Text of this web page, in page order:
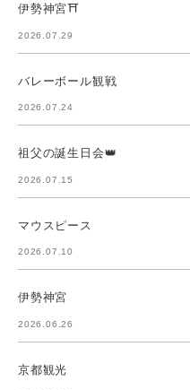
伊勢神宮⛩️
2026.07.29
バレーボール観戦
2026.07.24
祖父の誕生日会👑
2026.07.15
マウスピース
2026.07.10
伊勢神宮
2026.06.26
京都観光